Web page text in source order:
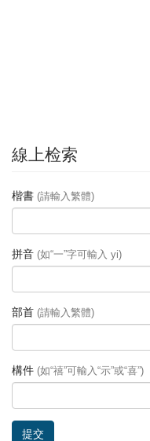
線上检索
楷書 (請輸入繁體)
拼音 (如“一”字可輸入 yi)
部首 (請輸入繁體)
構件 (如“禧”可輸入“示”或“喜”)
提交